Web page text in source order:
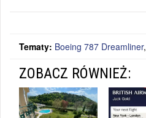
Tematy: Boeing 787 Dreamliner,
ZOBACZ RÓWNIEŻ: